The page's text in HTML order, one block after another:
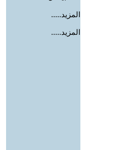
المزيد.....
المزيد.....